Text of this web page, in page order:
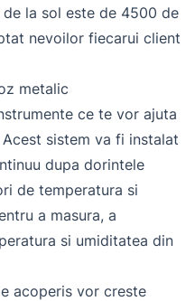
la sol este de 4500 de
nevoilor fiecarui client
metalic
ce te vor ajuta
sistem va fi instalat
dupa dorintele
de temperatura si
a masura, a
si umiditatea din
acoperis vor creste